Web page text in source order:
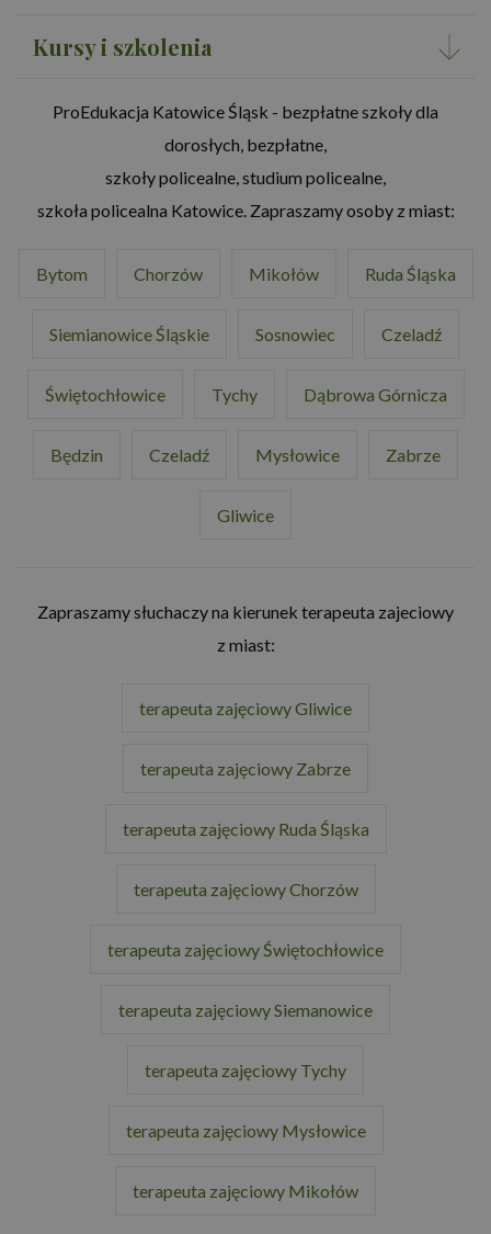
Kursy i szkolenia
ProEdukacja Katowice Śląsk - bezpłatne szkoły dla
dorosłych, bezpłatne,
szkoły policealne, studium policealne,
szkoła policealna Katowice. Zapraszamy osoby z miast:
Bytom Chorzów Mikołów Ruda Śląska
Siemianowice Śląskie Sosnowiec Czeladź
Świętochłowice Tychy Dąbrowa Górnicza
Będzin Czeladź Mysłowice Zabrze
Gliwice
Zapraszamy słuchaczy na kierunek terapeuta zajeciowy
z miast:
terapeuta zajęciowy Gliwice
terapeuta zajęciowy Zabrze
terapeuta zajęciowy Ruda Śląska
terapeuta zajęciowy Chorzów
terapeuta zajęciowy Świętochłowice
terapeuta zajęciowy Siemanowice
terapeuta zajęciowy Tychy
terapeuta zajęciowy Mysłowice
terapeuta zajęciowy Mikołów